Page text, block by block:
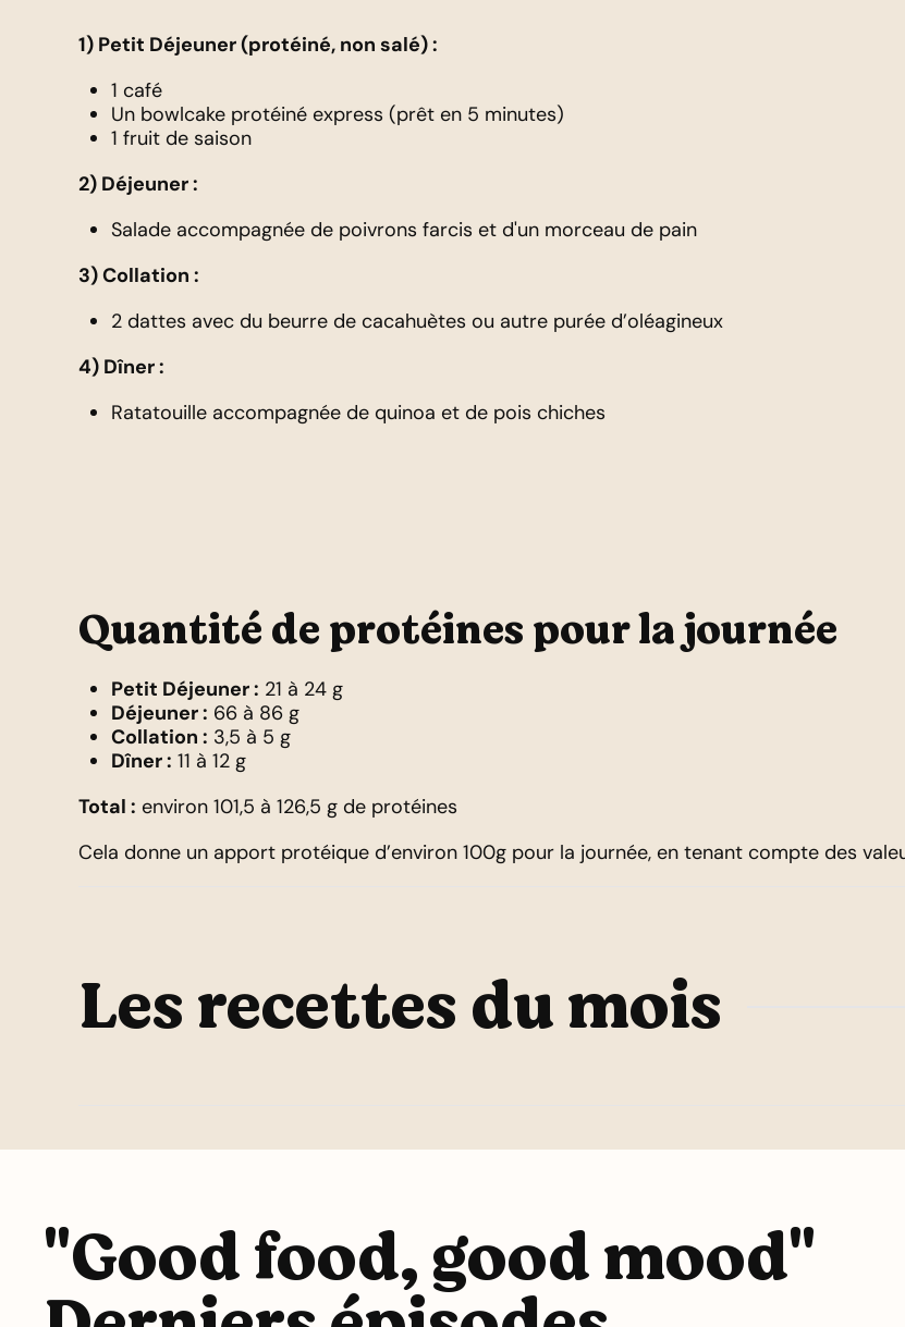
1) Petit Déjeuner (protéiné, non salé) :
1 café
Un bowlcake protéiné express (prêt en 5 minutes)
1 fruit de saison
2) Déjeuner :
Salade accompagnée de poivrons farcis et d'un morceau de pain
3) Collation :
2 dattes avec du beurre de cacahuètes ou autre purée d’oléagineux
4) Dîner :
Ratatouille accompagnée de quinoa et de pois chiches
Quantité de protéines pour la journée
Petit Déjeuner : 21 à 24 g
Déjeuner : 66 à 86 g
Collation : 3,5 à 5 g
Dîner : 11 à 12 g
Total : environ 101,5 à 126,5 g de protéines
Cela donne un apport protéique d’environ 100g pour la journée, en tenant compte des
Les recettes du mois
"Good food, good mood"